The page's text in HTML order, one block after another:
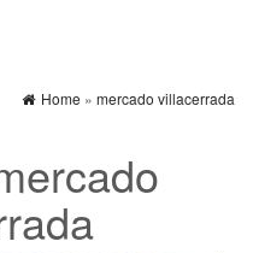
Home » mercado villacerrada